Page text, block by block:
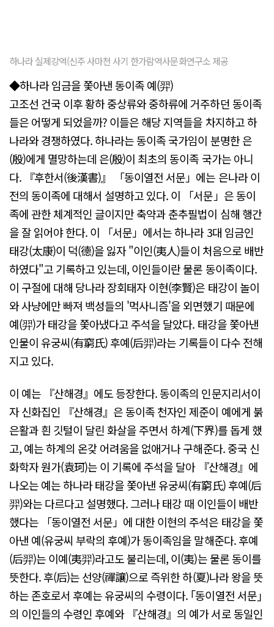
하나라 실제강역(신주 사마천 사기 한가람역사문화연구소 제공
◆하나라 임금을 쫓아낸 동이족 예(羿)
고조선 건국 이후 황하 중상류와 중하류에 거주하던 동이족
들은 어떻게 되었을까? 이들은 해당 지역들을 차지하고 하
나라와 경쟁하였다. 하나라는 동이족 국가임이 분명한 은
(殷)에게 멸망하는데 은(殷)이 최초의 동이족 국가는 아니
다. 『후한서(後漢書)』 「동이열전 서문」에는 은나라 이
전의 동이족에 대해서 설명하고 있다. 이 「서문」은 동이
족에 관한 체계적인 글이지만 축약과 춘추필법이 심해 행간
을 잘 읽어야 한다. 이 「서문」에서는 하나라 3대 임금인
태강(太康)이 덕(德)을 잃자 "이인(夷人)들이 처음으로 배반
하였다"고 기록하고 있는데, 이인들이란 물론 동이족이다.
이 구절에 대해 당나라 장회태자 이현(李賢)은 태강이 놀이
와 사냥에만 빠져 백성들의 '먹사니즘'을 외면했기 때문에
예(羿)가 태강을 쫓아냈다고 주석을 달았다. 태강을 쫓아낸
인물이 유궁씨(有窮氏) 후예(后羿)라는 기록들이 다수 전해
지고 있다.
이 예는 『산해경』에도 등장한다. 동이족의 인문지리서이
자 신화집인 『산해경』은 동이족 천자인 제준이 예에게 붉
은활과 흰 깃털이 달린 화살을 주면서 하계(下界)를 돕게 했
고, 예는 하계의 온갖 어려움을 없애거나 구해준다. 중국 신
화학자 원가(袁珂)는 이 기록에 주석을 달아 『산해경』에
나오는 예는 하나라 태강을 쫓아낸 유궁씨(有窮氏) 후예(后
羿)와는 다르다고 설명했다. 그러나 태강 때 이인들이 배반
했다는 「동이열전 서문」에 대한 이현의 주석은 태강을 쫓
아낸 예(유궁씨 부락의 후예)가 동이족임을 말해준다. 후예
(后羿)는 이예(夷羿)라고도 불리는데, 이(夷)는 물론 동이를
뜻한다. 후(后)는 선양(禪讓)으로 즉위한 하(夏)나라 왕을 뜻
하는 존호로서 후예는 유궁씨의 수령이다. ｢동이열전 서문｣
의 이인들의 수령인 후예와 『산해경』의 예가 서로 동일인